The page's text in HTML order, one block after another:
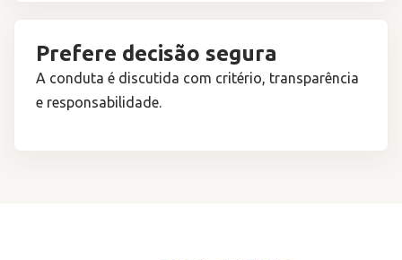
Prefere decisão segura
A conduta é discutida com critério, transparência
e responsabilidade.